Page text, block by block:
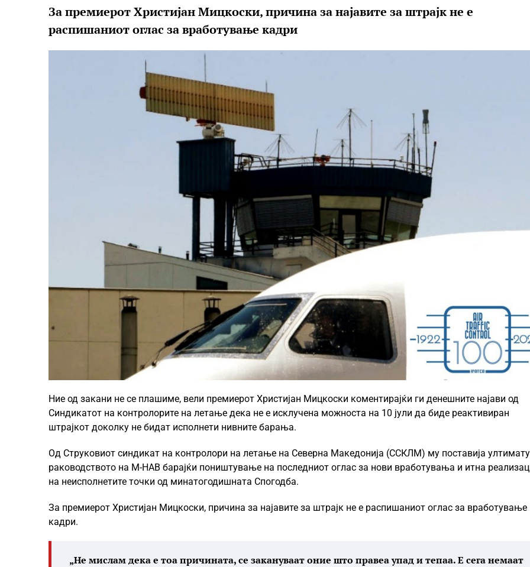
За премиерот Христијан Мицкоски, причина за најавите за штрајк не е
распишаниот оглас за вработување кадри
Ние од закани не се плашиме, вели премиерот Христијан Мицкоски коментирајќи ги денешните најави од
Синдикатот на контролорите на летање дека не е исклучена можноста на 10 јули да биде реактивиран
штрајкот доколку не бидат исполнети нивните барања.
Од Струковиот синдикат на контролори на летање на Северна Македонија (ССКЛМ) му поставија
раководството на М-НАВ барајќи поништување на последниот оглас за нови вработувања и итна
на неисполнетите точки од минатогодишната Спогодба.
За премиерот Христијан Мицкоски, причина за најавите за штрајк не е распишаниот оглас за вработување
кадри.
„Не мислам дека е тоа причината, се закануваат оние што правеа упад и тепаа. Е сега немаат